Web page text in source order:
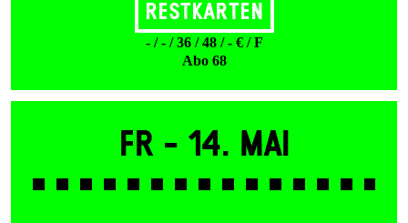
Restkarten
- / - / 36 / 48 / - € / F
Abo 68
Fr - 14. Mai